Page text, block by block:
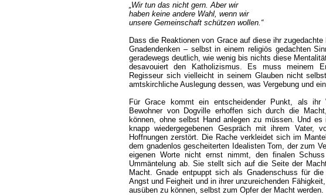
„Wir tun das nicht gern. Aber wir
haben keine andere Wahl, wenn wir
unsere Gemeinschaft schützen wollen.“
Dass die Reaktionen von Grace auf diese ihr
Gnadendenken – selbst in einem religiös gedachten
geradewegs deutlich, wie wenig bis nichts diese
desavouiert den Katholizismus. Es muss meinem
Regisseur sich vielleicht in seinem Glauben nicht
amtskirchliche Auslegung dessen, was Vergebung und
Für Grace kommt ein entscheidender Punkt, als ihr
Bewohner von Dogville erhoffen sich durch die
können, ohne selbst Hand anlegen zu müssen. Und
knapp wiedergegebenen Gespräch mit ihrem Vater,
Hoffnungen zerstört. Die Rache verkleidet sich im
dem gnadenlos gescheiterten Idealisten Tom, der zum
eigenen Worte nicht ernst nimmt, den finalen
Ummäntelung ab. Sie stellt sich auf die Seite der
Macht. Gnade entpuppt sich als Gnadenschuss für
Angst und Feigheit und in ihrer unzureichenden
ausüben zu können, selbst zum Opfer der Macht werden.